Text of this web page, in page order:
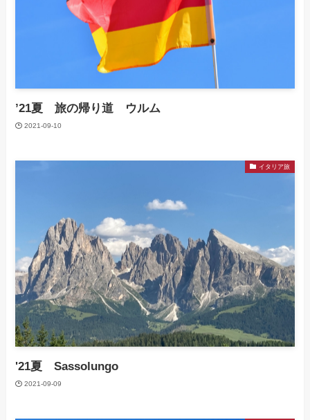
’21夏 旅の帰り道 ウルム
2021-09-10
イタリア旅
'21夏 Sassolungo
2021-09-09